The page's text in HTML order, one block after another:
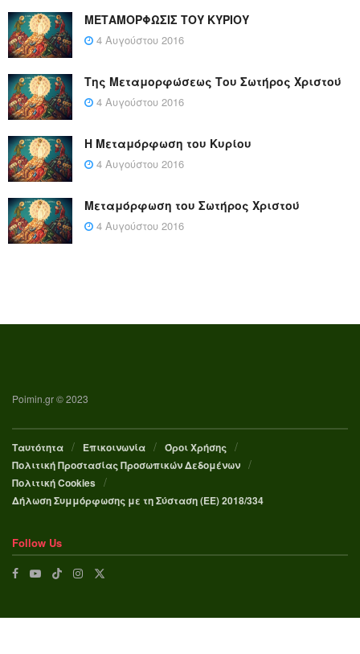
ΜΕΤΑΜΟΡΦΩΣΙΣ ΤΟΥ ΚΥΡΙΟΥ
4 Αυγούστου 2016
Της Μεταμορφώσεως Του Σωτήρος Χριστού
4 Αυγούστου 2016
Η Μεταμόρφωση του Κυρίου
4 Αυγούστου 2016
Μεταμόρφωση του Σωτήρος Χριστού
4 Αυγούστου 2016
Poimin.gr © 2023
Ταυτότητα Επικοινωνία
Όροι Χρήσης
Πολιτική Προστασίας Προσωπικών Δεδομένων
Πολιτική Cookies
Δήλωση Συμμόρφωσης με τη Σύσταση (ΕΕ) 2018/334
Follow Us